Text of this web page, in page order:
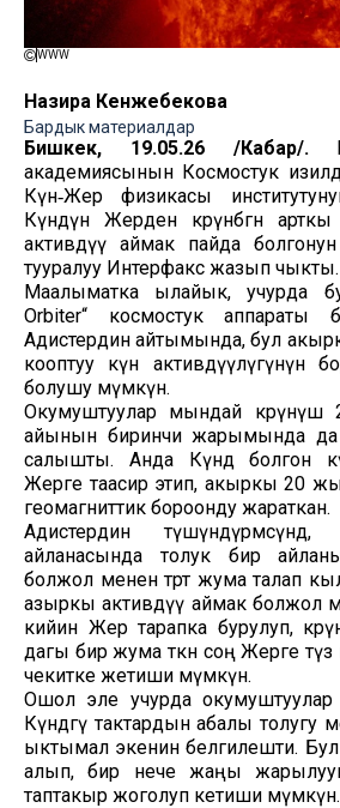
WWW
Назира Кенжебекова
Бардык материалдар
Бишкек, 19.05.26 /Кабар/.
академиясынын Космостук
Күн‑Жер физикасы
Күндүн Жерден көрүнбөгөн
активдүү аймак пайда
тууралуу Интерфакс жазып чыкты.
Маалыматка ылайык, учурда
Orbiter“ космостук аппараты
Адистердин айтымында, бул
кооптуу күн активдүүлүгүнүн
болушу мүмкүн.
Окумуштуулар мындай
айынын биринчи жарымында да
салышты. Анда Күндө болгон
Жерге таасир этип, акыркы 20
геомагниттик бороонду жараткан.
Адистердин
айланасында толук бир
болжол менен төрт жума талап
азыркы активдүү аймак болжол
кийин Жер тарапка бурулуп,
дагы бир жума өткөн соң Жерге
чекитке жетиши мүмкүн.
Ошол эле учурда
Күндөгү тактардын абалы толугу
ыктымал экенин белгилешти. Бул
алып, бир нече жаңы
таптакыр жоголуп кетиши мүмкүн.